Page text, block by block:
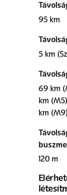
95 km
5 km
69 km
km
km
120 m